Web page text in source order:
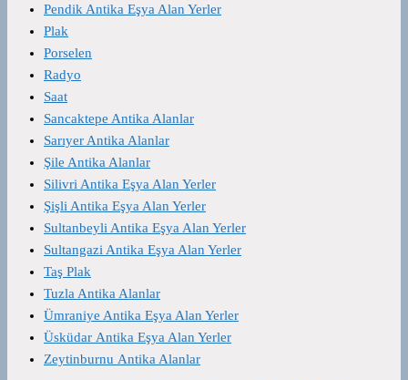
Pendik Antika Eşya Alan Yerler
Plak
Porselen
Radyo
Saat
Sancaktepe Antika Alanlar
Sarıyer Antika Alanlar
Şile Antika Alanlar
Silivri Antika Eşya Alan Yerler
Şişli Antika Eşya Alan Yerler
Sultanbeyli Antika Eşya Alan Yerler
Sultangazi Antika Eşya Alan Yerler
Taş Plak
Tuzla Antika Alanlar
Ümraniye Antika Eşya Alan Yerler
Üsküdar Antika Eşya Alan Yerler
Zeytinburnu Antika Alanlar